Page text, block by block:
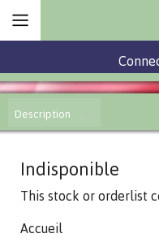
Description
Indisponible
This stock or orderlist
Accueil